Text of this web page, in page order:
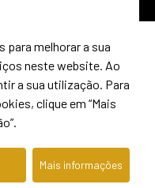
melhorar a sua
neste website. Ao
a sua utilização. Para
clique em “Mais
Mais informações